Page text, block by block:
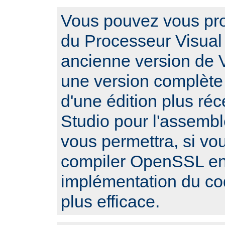
Vous pouvez vous
du Processeur
ancienne version de
une version
d'une édition plus
Studio pour
vous permettra, si
compiler OpenSSL
implémentation du
plus efficace.